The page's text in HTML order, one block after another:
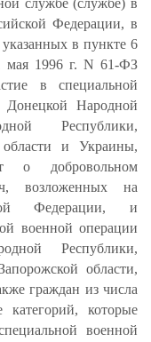
службе (службе) в
Федерации, в
в пункте 6
мая 1996 г. N 61-ФЗ
в специальной
Донецкой Народной
Республики,
области и Украины,
о добровольном
возложенных на
Федерации, и
военной операции
Республики,
области,
граждан из числа
которые
военной